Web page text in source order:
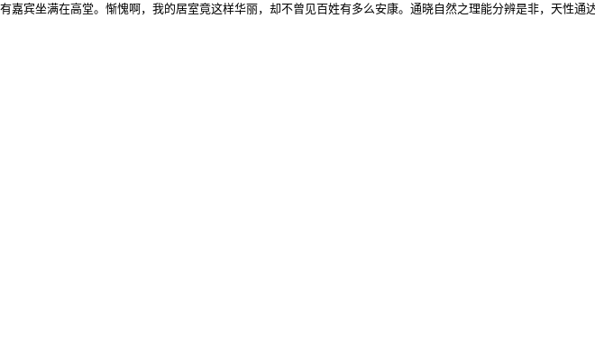
宾坐满在高堂。惭愧啊，我的居室竟这样华丽，却不曾见百姓有多么安康。通晓自然之理能分辨是非，天